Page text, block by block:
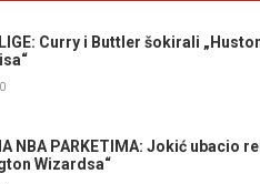
LIGE: Curry i Buttler šokirali
0
NBA PARKETIMA: Jokić ubacio
Wizardsa“